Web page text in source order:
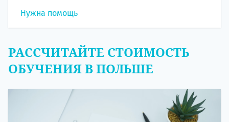
Нужна помощь
РАССЧИТАЙТЕ СТОИМОСТЬ
ОБУЧЕНИЯ В ПОЛЬШЕ